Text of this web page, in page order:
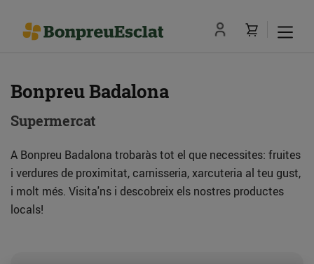
Bonpreu Badalona
Supermercat
A Bonpreu Badalona trobaràs tot el que necessites: fruites
i verdures de proximitat, carnisseria, xarcuteria al teu gust,
i molt més. Visita'ns i descobreix els nostres productes
locals!